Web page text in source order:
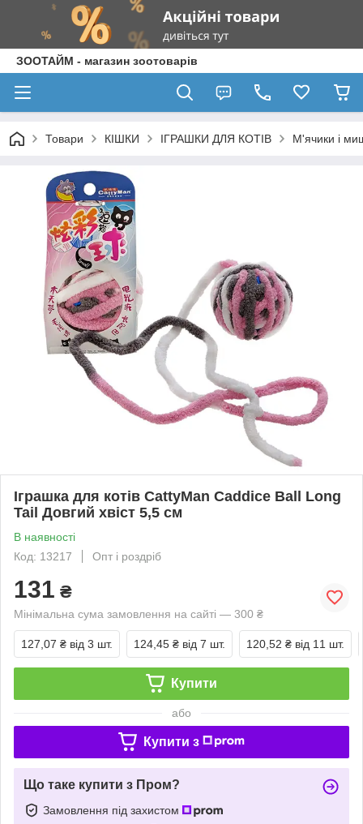
ЗООТАЙМ - магазин зоотоварів
Товари КІШКИ ІГРАШКИ ДЛЯ КОТІВ М'ячики і
Іграшка для котів CattyMan Caddice Ball Long
Tail Довгий хвіст 5,5 см
В наявності
Код: 13217
Опт і роздріб
131 ₴
Мінімальна сума замовлення на сайті — 300 ₴
127,07 ₴ від 3 шт. 124,45 ₴ від 7 шт. 120,52 ₴ від 11 шт.
Купити
або
Купити з
Що таке купити з Пром?
Замовлення під захистом